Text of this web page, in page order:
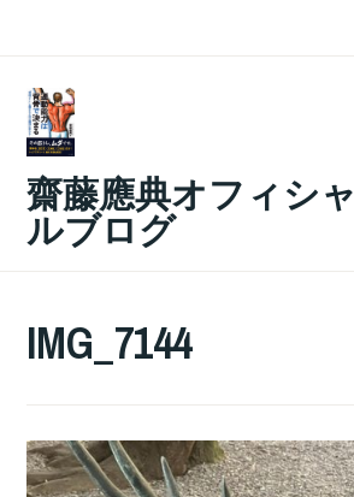
齋藤應典オフィシャ
ルブログ
IMG_7144